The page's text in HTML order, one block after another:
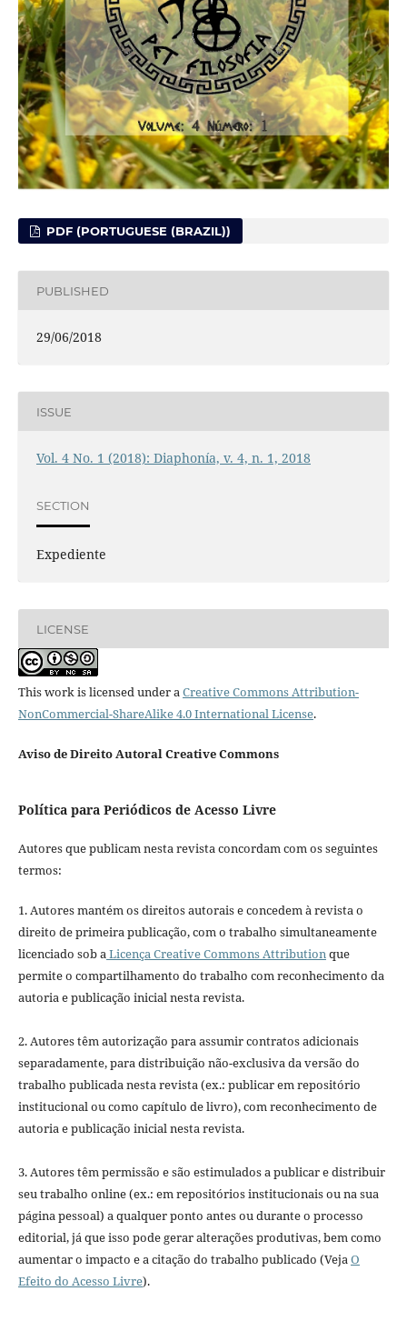
PDF (PORTUGUESE (BRAZIL))
PUBLISHED
29/06/2018
ISSUE
Vol. 4 No. 1 (2018): Diaphonía, v. 4, n. 1, 2018
SECTION
Expediente
LICENSE
This work is licensed under aCreative Commons Attribution-
NonCommercial-ShareAlike 4.0 International License.
Aviso de Direito Autoral Creative Commons
Política para Periódicos de Acesso Livre
Autores que publicam nesta revista concordam com os seguintes
termos:
1. Autores mantém os direitos autorais e concedem à revista o
direito de primeira publicação, com o trabalho simultaneamente
licenciado sob aLicença Creative Commons Attributionque
permite o compartilhamento do trabalho com reconhecimento da
autoria e publicação inicial nesta revista.
2. Autores têm autorização para assumir contratos adicionais
separadamente, para distribuição não-exclusiva da versão do
trabalho publicada nesta revista (ex.: publicar em repositório
institucional ou como capítulo de livro), com reconhecimento de
autoria e publicação inicial nesta revista.
3. Autores têm permissão e são estimulados a publicar e distribuir
seu trabalho online (ex.: em repositórios institucionais ou na sua
página pessoal) a qualquer ponto antes ou durante o processo
editorial, já que isso pode gerar alterações produtivas, bem como
aumentar o impacto e a citação do trabalho publicado (VejaO
Efeito do Acesso Livre).